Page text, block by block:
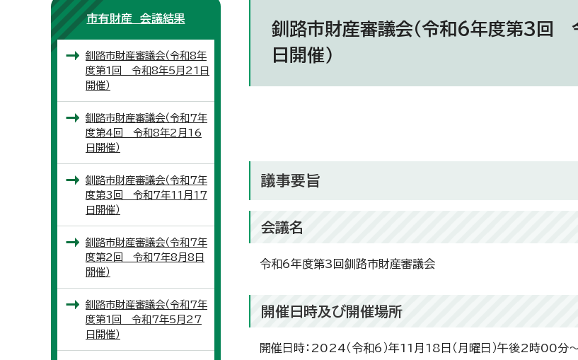
釧路市財産審議会（令和6年度第3回
日開催）
議事要旨
会議名
令和6年度第3回釧路市財産審議会
開催日時及び開催場所
開催日時：2024（令和6）年11月18日（月曜日）午後2時00
市有財産 会議結果
釧路市財産審議会（令和8年
度第1回 令和8年5月21日
開催）
釧路市財産審議会（令和7年
度第4回 令和8年2月16
日開催）
釧路市財産審議会（令和7年
度第3回 令和7年11月17
日開催）
釧路市財産審議会（令和7年
度第2回 令和7年8月8日
開催）
釧路市財産審議会（令和7年
度第1回 令和7年5月27
日開催）